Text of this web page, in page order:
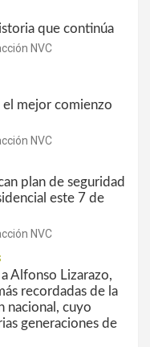
que continúa
NVC
el mejor comienzo
NVC
plan de seguridad
este 7 de
NVC
Alfonso Lizarazo,
recordadas de la
nacional, cuyo
generaciones de